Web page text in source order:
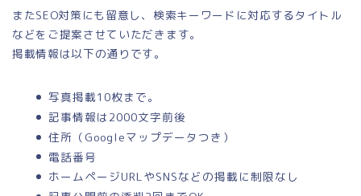
またSEO対策にも留意し、検索キーワードに対応するタイトル
などをご提案させていただきます。
掲載情報は以下の通りです。
写真掲載10枚まで。
記事情報は2000文字前後
住所（Googleマップデータつき）
電話番号
ホームページURLやSNSなどの掲載に制限なし